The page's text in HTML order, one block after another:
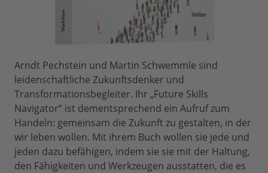
Arndt Pechstein und Martin Schwemmle sind
leidenschaftliche Zukunftsdenker und
Transformationsbegleiter. Ihr „Future Skills
Navigator“ ist dementsprechend ein Aufruf zum
Handeln: gemeinsam die Zukunft zu gestalten, in der
wir leben wollen. Mit ihrem Buch wollen sie jede und
jeden dazu befähigen, indem sie sie mit der Haltung,
den Fähigkeiten und Werkzeugen ausstatten, die es